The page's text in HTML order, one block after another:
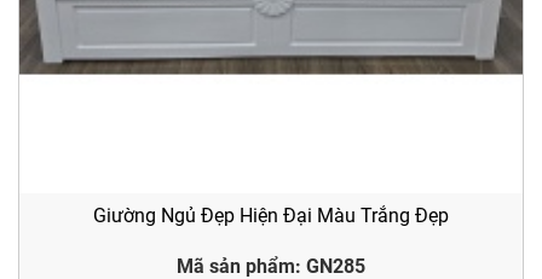
Giường Ngủ Đẹp Hiện Đại Màu Trắng Đẹp
Mã sản phẩm: GN285